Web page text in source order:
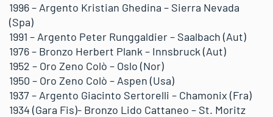
1996 – Argento Kristian Ghedina – Sierra Nevada
(Spa)
1991 – Argento Peter Runggaldier – Saalbach (Aut)
1976 – Bronzo Herbert Plank – Innsbruck (Aut)
1952 – Oro Zeno Colò – Oslo (Nor)
1950 – Oro Zeno Colò – Aspen (Usa)
1937 – Argento Giacinto Sertorelli – Chamonix (Fra)
1934 (Gara Fis)- Bronzo Lido Cattaneo – St. Moritz